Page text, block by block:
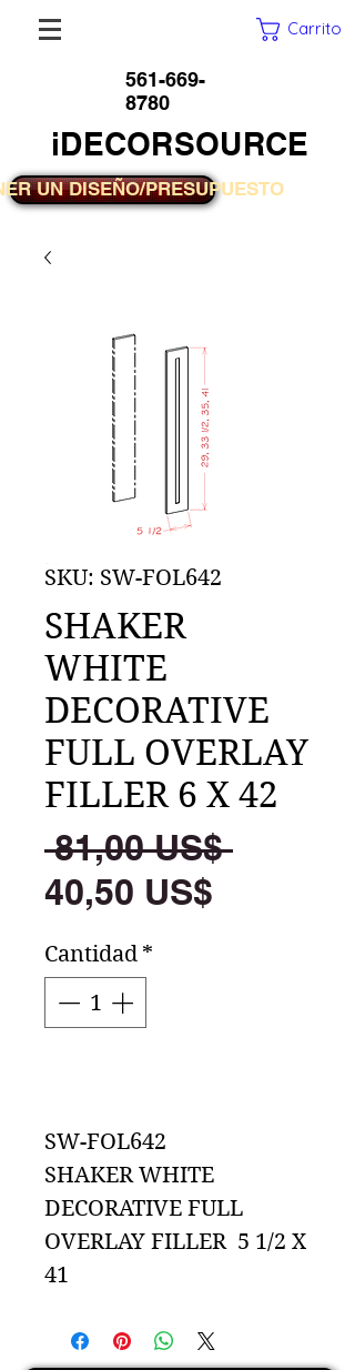
Carrito
561-669-
8780
iDECORSOURCE
UN DISEÑO/PRESUPUESTO
SKU: SW-FOL642
SHAKER
WHITE
DECORATIVE
FULL OVERLAY
FILLER 6 X 42
81,00 US$ Precio
40,50 US$
Cantidad *
SW-FOL642
SHAKER WHITE
DECORATIVE FULL
OVERLAY FILLER 5 1/2 X
41